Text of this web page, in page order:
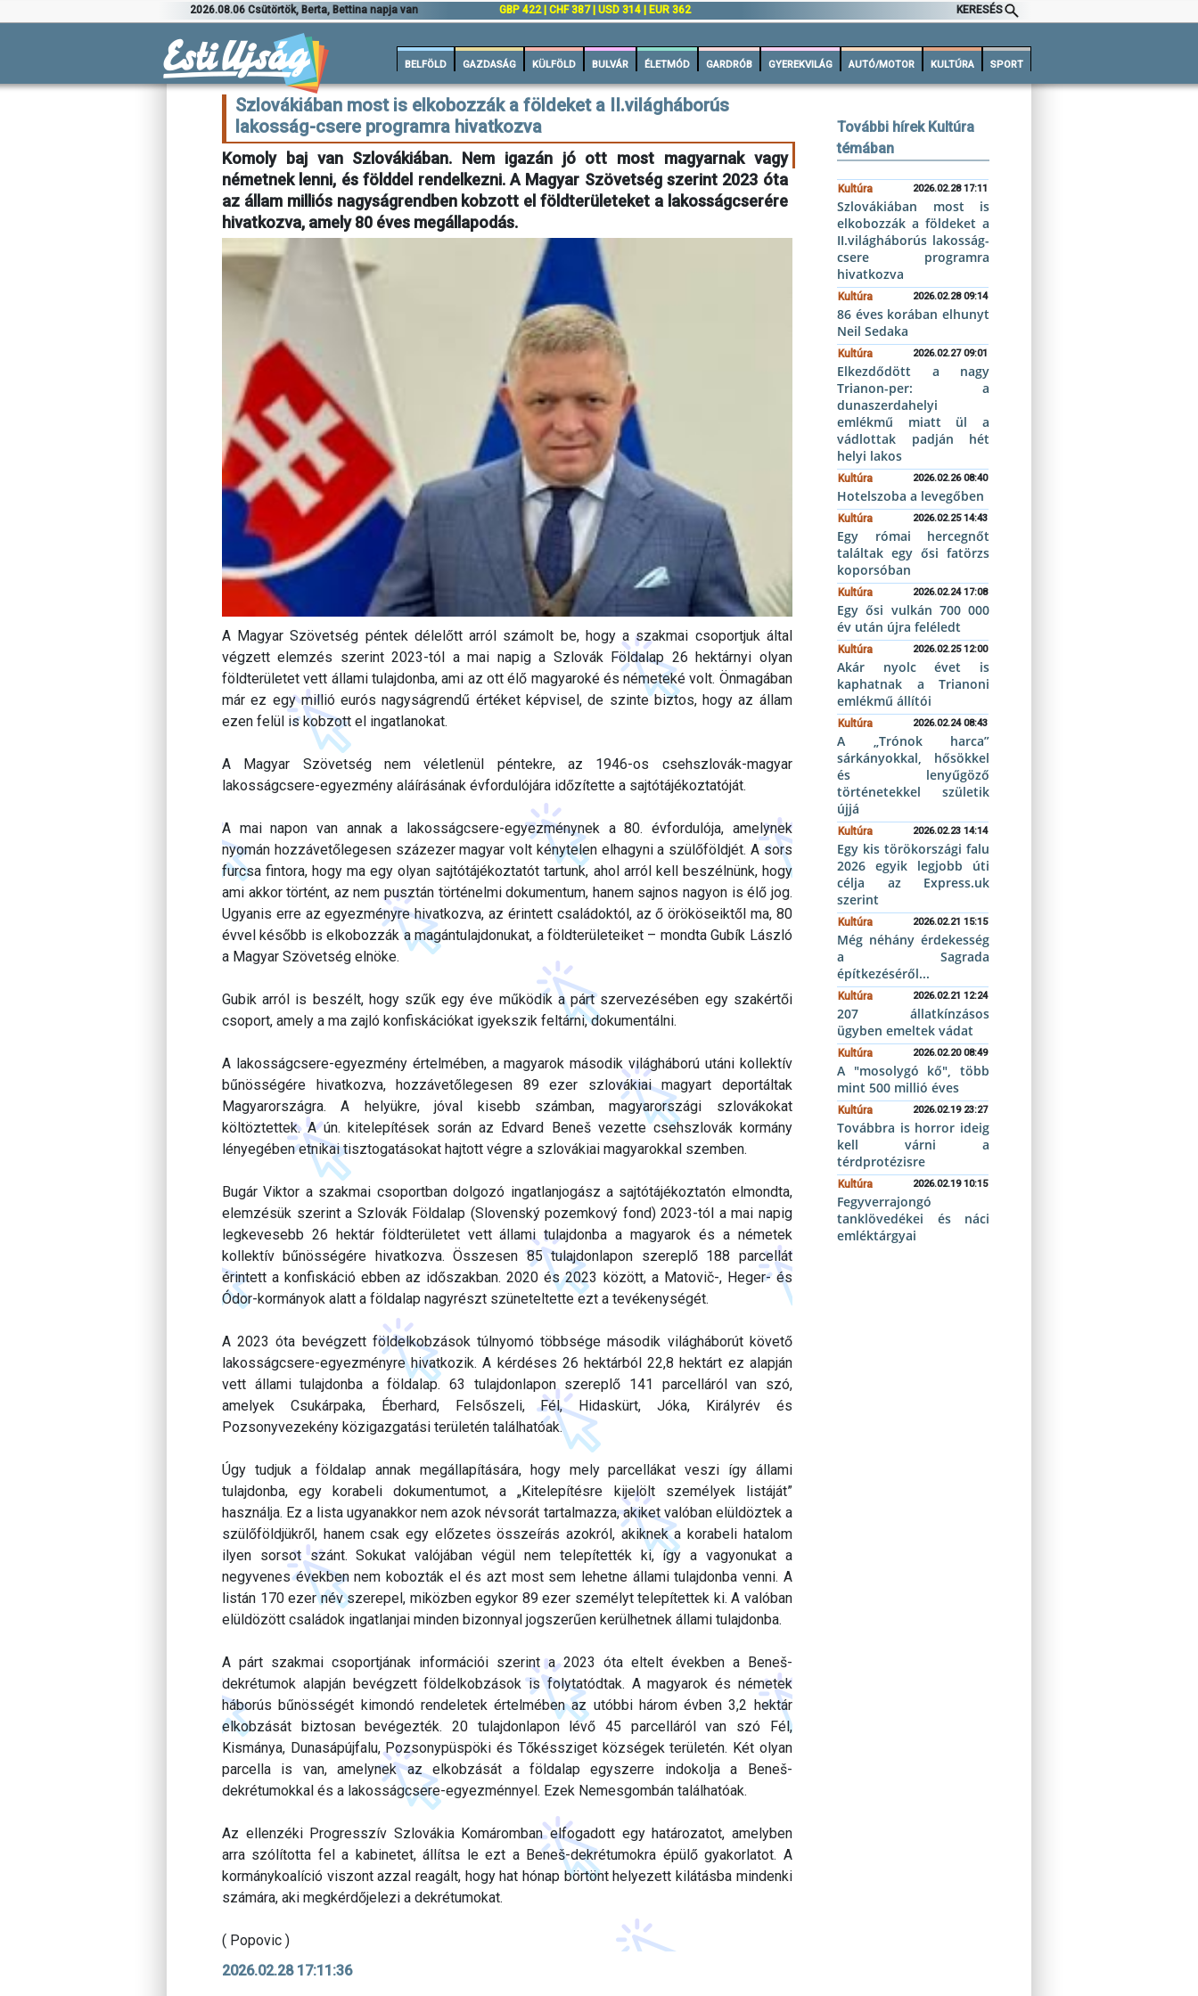
2026.08.06 Csütörtök, Berta, Bettina napja van GBP 422 | CHF 387 | USD 314 | EUR 362 KERESÉS
BELFÖLD GAZDASÁG KÜLFÖLD BULVÁR ÉLETMÓD GARDRÓB GYEREKVILÁG AUTÓ/MOTOR KULTÚRA SPORT
Szlovákiában most is elkobozzák a földeket a II.világháborús
lakosság-csere programra hivatkozva
Komoly baj van Szlovákiában. Nem igazán jó ott most magyarnak vagy
németnek lenni, és földdel rendelkezni. A Magyar Szövetség szerint 2023 óta
az állam milliós nagyságrendben kobzott el földterületeket a lakosságcserére
hivatkozva, amely 80 éves megállapodás.
A Magyar Szövetség péntek délelőtt arról számolt be, hogy a szakmai csoportjuk által
végzett elemzés szerint 2023-tól a mai napig a Szlovák Földalap 26 hektárnyi olyan
földterületet vett állami tulajdonba, ami az ott élő magyaroké és németeké volt. Önmagában
már ez egy millió eurós nagyságrendű értéket képvisel, de szinte biztos, hogy az állam
ezen felül is kobzott el ingatlanokat.
A Magyar Szövetség nem véletlenül péntekre, az 1946-os csehszlovák-magyar
lakosságcsere-egyezmény aláírásának évfordulójára időzítette a sajtótájékoztatóját.
A mai napon van annak a lakosságcsere-egyezménynek a 80. évfordulója, amelynek
nyomán hozzávetőlegesen százezer magyar volt kénytelen elhagyni a szülőföldjét. A sors
furcsa fintora, hogy ma egy olyan sajtótájékoztatót tartunk, ahol arról kell beszélnünk, hogy
ami akkor történt, az nem pusztán történelmi dokumentum, hanem sajnos nagyon is élő jog.
Ugyanis erre az egyezményre hivatkozva, az érintett családoktól, az ő örököseiktől ma, 80
évvel később is elkobozzák a magántulajdonukat, a földterületeiket – mondta Gubík László
a Magyar Szövetség elnöke.
Gubik arról is beszélt, hogy szűk egy éve működik a párt szervezésében egy szakértői
csoport, amely a ma zajló konfiskációkat igyekszik feltárni, dokumentálni.
A lakosságcsere-egyezmény értelmében, a magyarok második világháború utáni kollektív
bűnösségére hivatkozva, hozzávetőlegesen 89 ezer szlovákiai magyart deportáltak
Magyarországra. A helyükre, jóval kisebb számban, magyarországi szlovákokat
költöztettek. A ún. kitelepítések során az Edvard Beneš vezette csehszlovák kormány
lényegében etnikai tisztogatásokat hajtott végre a szlovákiai magyarokkal szemben.
Bugár Viktor a szakmai csoportban dolgozó ingatlanjogász a sajtótájékoztatón elmondta,
elemzésük szerint a Szlovák Földalap (Slovenský pozemkový fond) 2023-tól a mai napig
legkevesebb 26 hektár földterületet vett állami tulajdonba a magyarok és a németek
kollektív bűnösségére hivatkozva. Összesen 85 tulajdonlapon szereplő 188 parcellát
érintett a konfiskáció ebben az időszakban. 2020 és 2023 között, a Matovič-, Heger- és
Ódor-kormányok alatt a földalap nagyrészt szüneteltette ezt a tevékenységét.
A 2023 óta bevégzett földelkobzások túlnyomó többsége második világháborút követő
lakosságcsere-egyezményre hivatkozik. A kérdéses 26 hektárból 22,8 hektárt ez alapján
vett állami tulajdonba a földalap. 63 tulajdonlapon szereplő 141 parcelláról van szó,
amelyek Csukárpaka, Éberhard, Felsőszeli, Fél, Hidaskürt, Jóka, Királyrév és
Pozsonyvezekény közigazgatási területén találhatóak.
Úgy tudjuk a földalap annak megállapítására, hogy mely parcellákat veszi így állami
tulajdonba, egy korabeli dokumentumot, a „Kitelepítésre kijelölt személyek listáját”
használja. Ez a lista ugyanakkor nem azok névsorát tartalmazza, akiket valóban elüldöztek a
szülőföldjükről, hanem csak egy előzetes összeírás azokról, akiknek a korabeli hatalom
ilyen sorsot szánt. Sokukat valójában végül nem telepítették ki, így a vagyonukat a
negyvenes években nem kobozták el és azt most sem lehetne állami tulajdonba venni. A
listán 170 ezer név szerepel, miközben egykor 89 ezer személyt telepítettek ki. A valóban
elüldözött családok ingatlanjai minden bizonnyal jogszerűen kerülhetnek állami tulajdonba.
A párt szakmai csoportjának információi szerint a 2023 óta eltelt években a Beneš-
dekrétumok alapján bevégzett földelkobzások is folytatódtak. A magyarok és németek
háborús bűnösségét kimondó rendeletek értelmében az utóbbi három évben 3,2 hektár
elkobzását biztosan bevégezték. 20 tulajdonlapon lévő 45 parcelláról van szó Fél,
Kismánya, Dunasápújfalu, Pozsonypüspöki és Tőkéssziget községek területén. Két olyan
parcella is van, amelynek az elkobzását a földalap egyszerre indokolja a Beneš-
dekrétumokkal és a lakosságcsere-egyezménnyel. Ezek Nemesgombán találhatóak.
Az ellenzéki Progresszív Szlovákia Komáromban elfogadott egy határozatot, amelyben
arra szólította fel a kabinetet, állítsa le ezt a Beneš-dekrétumokra épülő gyakorlatot. A
kormánykoalíció viszont azzal reagált, hogy hat hónap börtönt helyezett kilátásba mindenki
számára, aki megkérdőjelezi a dekrétumokat.
( Popovic )
2026.02.28 17:11:36
További hírek Kultúra
témában
Kultúra 2026.02.28 17:11
Szlovákiában most is
elkobozzák a földeket a
II.világháborús lakosság-
csere programra
hivatkozva
Kultúra 2026.02.28 09:14
86 éves korában elhunyt
Neil Sedaka
Kultúra 2026.02.27 09:01
Elkezdődött a nagy
Trianon-per: a
dunaszerdahelyi
emlékmű miatt ül a
vádlottak padján hét
helyi lakos
Kultúra 2026.02.26 08:40
Hotelszoba a levegőben
Kultúra 2026.02.25 14:43
Egy római hercegnőt
találtak egy ősi fatörzs
koporsóban
Kultúra 2026.02.24 17:08
Egy ősi vulkán 700 000
év után újra feléledt
Kultúra 2026.02.25 12:00
Akár nyolc évet is
kaphatnak a Trianoni
emlékmű állítói
Kultúra 2026.02.24 08:43
A „Trónok harca”
sárkányokkal, hősökkel
és lenyűgöző
történetekkel születik
újjá
Kultúra 2026.02.23 14:14
Egy kis törökországi falu
2026 egyik legjobb úti
célja az Express.uk
szerint
Kultúra 2026.02.21 15:15
Még néhány érdekesség
a Sagrada
építkezéséről...
Kultúra 2026.02.21 12:24
207 állatkínzásos
ügyben emeltek vádat
Kultúra 2026.02.20 08:49
A "mosolygó kő", több
mint 500 millió éves
Kultúra 2026.02.19 23:27
Továbbra is horror ideig
kell várni a
térdprotézisre
Kultúra 2026.02.19 10:15
Fegyverrajongó
tanklövedékei és náci
emléktárgyai